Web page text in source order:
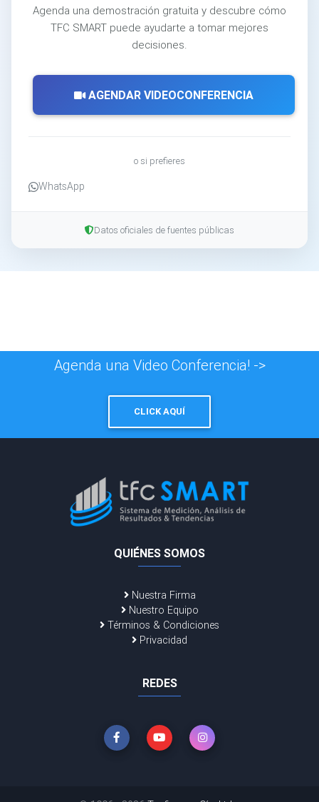
Agenda una demostración gratuita y descubre cómo
TFC SMART puede ayudarte a tomar mejores
decisiones.
AGENDAR VIDEOCONFERENCIA
o si prefieres
WhatsApp
Datos oficiales de fuentes públicas
Agenda una Video Conferencia! ->
CLICK AQUÍ
QUIÉNES SOMOS
Nuestra Firma
Nuestro Equipo
Términos & Condiciones
Privacidad
REDES